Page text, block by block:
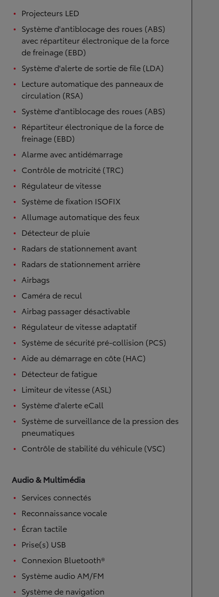
Projecteurs LED
Système d'antiblocage des roues (ABS)
avec répartiteur électronique de la force
de freinage (EBD)
Système d'alerte de sortie de file (LDA)
Lecture automatique des panneaux de
circulation (RSA)
Système d'antiblocage des roues (ABS)
Répartiteur électronique de la force de
freinage (EBD)
Alarme avec antidémarrage
Contrôle de motricité (TRC)
Régulateur de vitesse
Système de fixation ISOFIX
Allumage automatique des feux
Détecteur de pluie
Radars de stationnement avant
Radars de stationnement arrière
Airbags
Caméra de recul
Airbag passager désactivable
Régulateur de vitesse adaptatif
Système de sécurité pré-collision (PCS)
Aide au démarrage en côte (HAC)
Détecteur de fatigue
Limiteur de vitesse (ASL)
Système d'alerte eCall
Système de surveillance de la pression des
pneumatiques
Contrôle de stabilité du véhicule (VSC)
Audio & Multimédia
Services connectés
Reconnaissance vocale
Écran tactile
Prise(s) USB
Connexion Bluetooth®
Système audio AM/FM
Système de navigation